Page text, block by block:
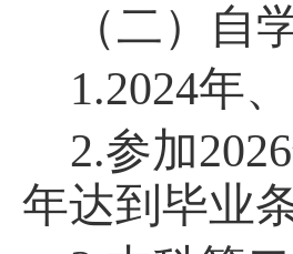
（二）
自
1.2024年、
2.参加2026
年达到 毕业